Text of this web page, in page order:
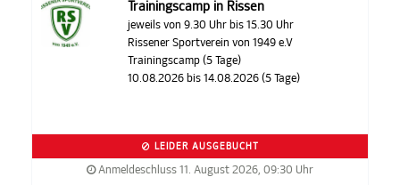
Trainingscamp in Rissen
jeweils von 9.30 Uhr bis 15.30 Uhr
Rissener Sportverein von 1949 e.V
Trainingscamp (5 Tage)
10.08.2026 bis 14.08.2026 (5 Tage)
LEIDER AUSGEBUCHT
Anmeldeschluss 11. August 2026, 09:30 Uhr